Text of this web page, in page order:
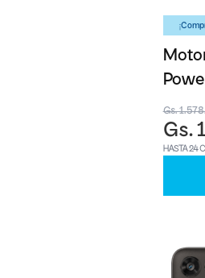
Gs.
Gs.
HASTA 24